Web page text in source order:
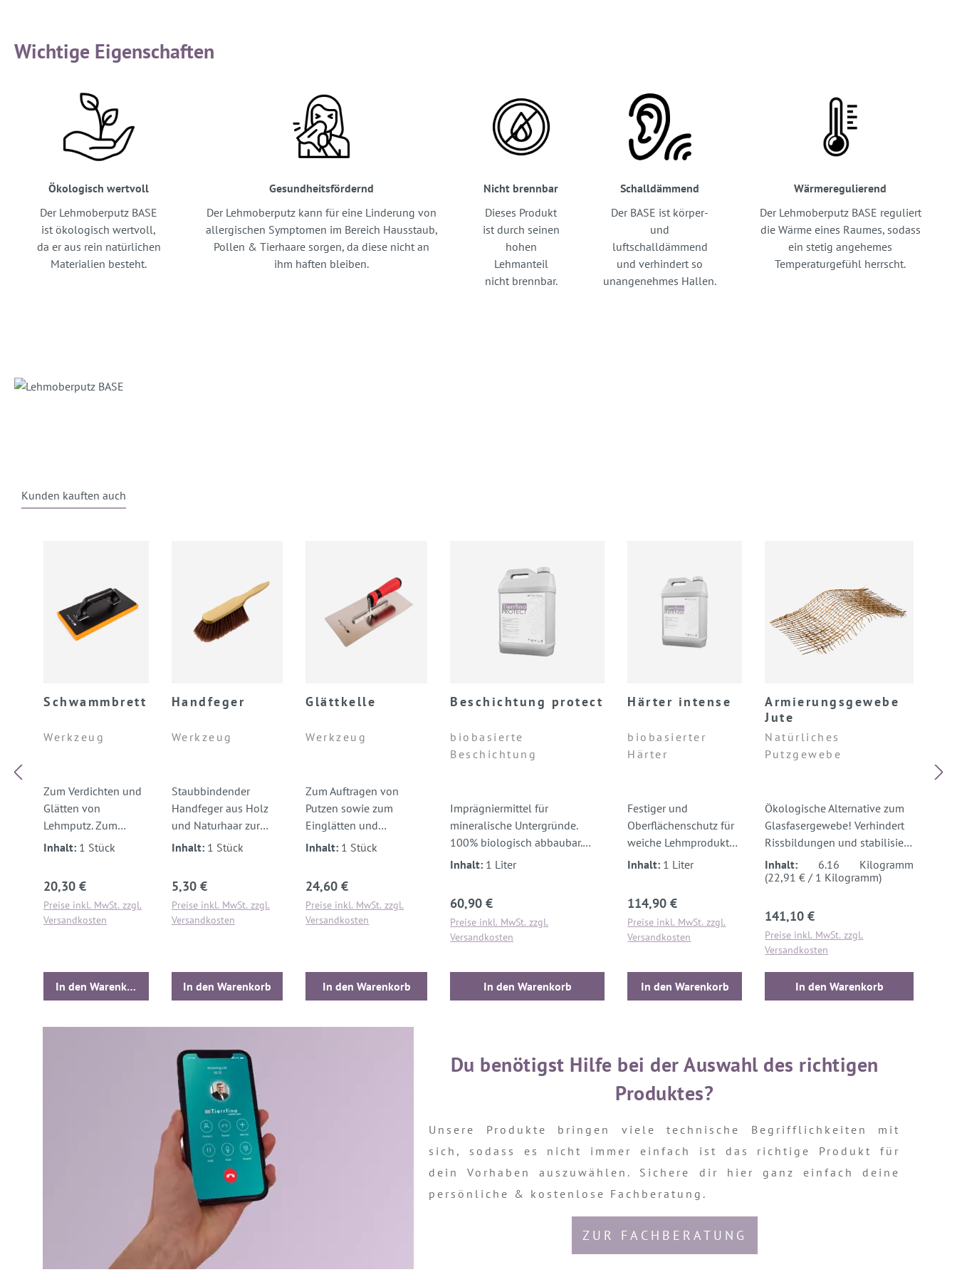
Wichtige Eigenschaften
Ökologisch wertvoll
Der Lehmoberputz BASE
ist ökologisch wertvoll,
da er aus rein natürlichen
Materialien besteht.
Gesundheitsfördernd
Der Lehmoberputz kann für eine Linderung von
allergischen Symptomen im Bereich Hausstaub,
Pollen & Tierhaare sorgen, da diese nicht an
ihm haften bleiben.
Nicht brennbar
Dieses Produkt
ist durch seinen
hohen
Lehmanteil
nicht brennbar.
Schalldämmend
Der BASE ist körper-
und
luftschalldämmend
und verhindert so
unangenehmes Hallen.
Wärmeregulierend
Der Lehmoberputz BASE reguliert
die Wärme eines Raumes, sodass
ein stetig angehemes
Temperaturgefühl herrscht.
Kunden kauften auch
Schwammbrett
Werkzeug
Zum Verdichten und
Glätten von
Lehmputz. Zum
Abwaschen des
Inhalt: 1 Stück
Regulärer Preis:
20,30 €
Preise inkl. MwSt. zzgl.
Versandkosten
In den Warenkorb
Handfeger
Werkzeug
Staubbindender
Handfeger aus Holz
und Naturhaar zur
Reinigung von
Inhalt: 1 Stück
Regulärer Preis:
5,30 €
Preise inkl. MwSt. zzgl.
Versandkosten
In den Warenkorb
Glättkelle
Werkzeug
Zum Auftragen von
Putzen sowie zum
Einglätten und
Verziehen bei
Inhalt: 1 Stück
Regulärer Preis:
24,60 €
Preise inkl. MwSt. zzgl.
Versandkosten
In den Warenkorb
Beschichtung protect
biobasierte
Beschichtung
Imprägniermittel für
mineralische Untergründe.
100% biologisch abbaubar.
Verursacht keine
Inhalt: 1 Liter
Regulärer Preis:
60,90 €
Preise inkl. MwSt. zzgl.
Versandkosten
In den Warenkorb
Härter intense
biobasierter
Härter
Festiger und
Oberflächenschutz für
weiche Lehmprodukte.
100% biologisch
Inhalt: 1 Liter
Regulärer Preis:
114,90 €
Preise inkl. MwSt. zzgl.
Versandkosten
In den Warenkorb
Armierungsgewebe
Jute
Natürliches
Putzgewebe
Ökologische Alternative zum
Glasfasergewebe! Verhindert
Rissbildungen und stabilisiert
die Putzoberfläche.
Inhalt:
6.16 Kilogramm
(22,91 € / 1 Kilogramm)
Regulärer Preis:
141,10 €
Preise inkl. MwSt. zzgl.
Versandkosten
In den Warenkorb
Du benötigst Hilfe bei der Auswahl des richtigen
Produktes?
Unsere Produkte bringen viele technische Begrifflichkeiten mit
sich, sodass es nicht immer einfach ist das richtige Produkt für
dein Vorhaben auszuwählen. Sichere dir hier ganz einfach deine
persönliche & kostenlose Fachberatung.
ZUR FACHBERATUNG